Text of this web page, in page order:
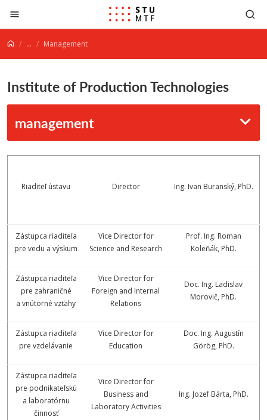
Jump to content
... Management
Institute of Production Technologies
management
Riaditeľ ústavu Director Ing. Ivan Buranský, PhD.
Zástupca riaditeľa
pre vedu a výskum
Vice Director for
Science and Research
Prof. Ing. Roman
Koleňák, PhD.
Zástupca riaditeľa
pre zahraničné
a vnútorné vzťahy
Vice Director for
Foreign and Internal
Relations
Doc. Ing. Ladislav
Morovič, PhD.
Zástupca riaditeľa
pre vzdelávanie
Vice Director for
Education
Doc. Ing. Augustín
Görög, PhD.
Zástupca riaditeľa
pre podnikateľskú
a laboratórnu
činnosť
Vice Director for
Business and
Laboratory Activities
Ing. Jozef Bárta, PhD.